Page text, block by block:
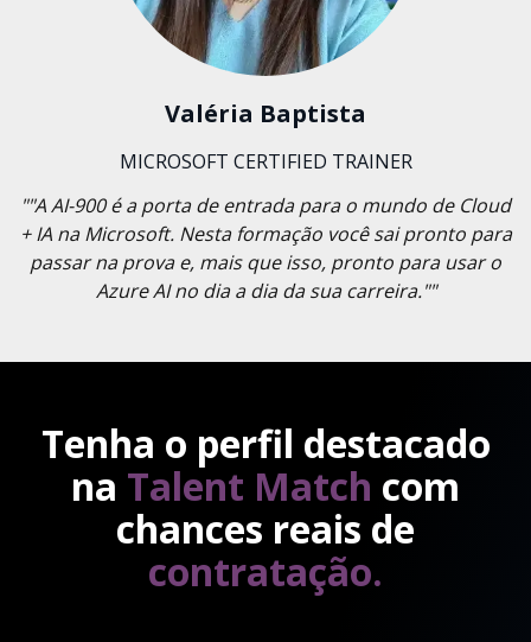
Valéria Baptista
MICROSOFT CERTIFIED TRAINER
""A AI-900 é a porta de entrada para o mundo de Cloud
+ IA na Microsoft. Nesta formação você sai pronto para
passar na prova e, mais que isso, pronto para usar o
Azure AI no dia a dia da sua carreira.""
Tenha o perfil destacado
na Talent Match com
chances reais de
contratação.